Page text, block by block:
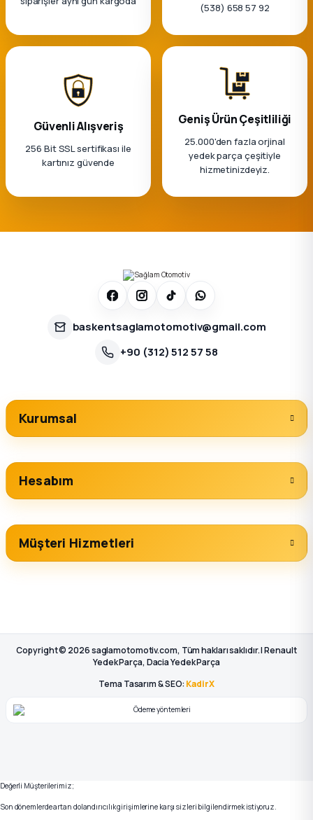
(538) 658 57 92
Güvenli Alışveriş
256 Bit SSL sertifikası ile
kartınız güvende
Geniş Ürün Çeşitliliği
25.000'den fazla orjinal
yedek parça çeşitiyle
hizmetinizdeyiz.
baskentsaglamotomotiv@gmail.com
+90 (312) 512 57 58
Kurumsal
Hesabım
Müşteri Hizmetleri
Copyright © 2026 saglamotomotiv.com, Tüm hakları saklıdır. | Renault
Yedek Parça, Dacia Yedek Parça
Tema Tasarım & SEO: KadirX
Değerli Müşterilerimiz;
Son dönemlerde artan dolandırıcılık girişimlerine karşı sizleri bilgilendirmek istiyoruz.